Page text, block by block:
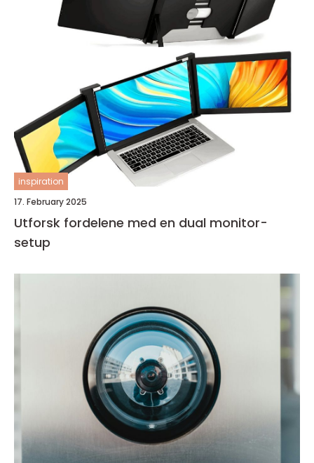
inspiration
17. February 2025
Utforsk fordelene med en dual monitor-
setup